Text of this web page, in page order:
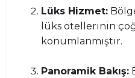
Lüks Hizmet:
lüks otellerinin
konumlanmıştır.
Panoramik Bakış: